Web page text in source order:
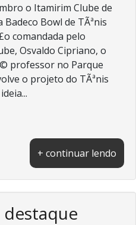
o Itamirim Clube de
Badeco Bowl de TÃªnis
comandada pelo
Osvaldo Cipriano, o
professor no Parque
o projeto do TÃªnis
+ continuar lendo